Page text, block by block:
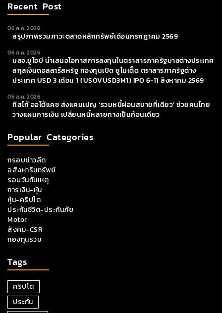
Recent Post
06 ส.ค. 2026
สรุปภาพรวมภาวะตลาดหลักทรัพย์เดือนกรกฎาคม 2569
06 ส.ค. 2026
บลจ.ยูโอบี นำเสนอโอกาสการลงทุนในตราสารภาครัฐบาลต่างประเทศ
สกุลเงินดอลลาร์สหรัฐ กองทุนเปิด ยูไนเต็ด ตราสารภาครัฐต่าง
ประเทศ USD 3 เดือน 1 (USOVUSD3M1) IPO 6-11 สิงหาคม 2569
05 ส.ค. 2026
ทิสโก้ ออโต้แคช ส่งแคมเปญ ‘รวมหนี้ผ่อนสบายที่เดียว’ ช่วยคนไทย
วางแผนการเงิน เปลี่ยนหนี้หลายทางเป็นก้อนเดียว
Popular Categories
กรอบข่าวลีด
อสังหาริมทรัพย์
รอบวันทันเหตุ
การเงิน-หุ้น
หุ้น-คริปโต
ประกันชีวิต-ประกันภัย
Motor
สังคม-CSR
กองทุนรวม
Tags
คริปโต
ประกัน